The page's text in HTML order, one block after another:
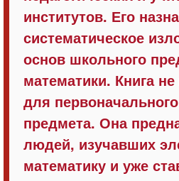
институтов. Его
систематическое
основ школьного
математики. Книга
для
предмета. Она
людей, изучавших
математику и уже